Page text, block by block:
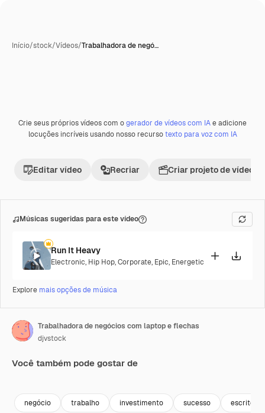
Início/stock/Vídeos/Trabalhadora de negó…
Premium
Crie seus próprios vídeos com ogerador de vídeos com IAe adicione
locuções incríveis usando nosso recursotexto para voz com IA
Editar vídeo Recriar Criar projeto de vídeo
Músicas sugeridas para este vídeo
Run It Heavy
Electronic, Hip Hop,Corporate, Epic, Energetic
Explore mais opções de música
Trabalhadora de negócios com laptop e flechas
djvstock
Você também pode gostar de
negócio trabalho investimento sucesso escritório